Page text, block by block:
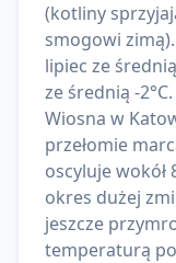
(kotliny
smogowi
lipiec ze
ze średnią -2°C.
Wiosna w
przełomie
oscyluje wokół
okres dużej
jeszcze
temperaturą